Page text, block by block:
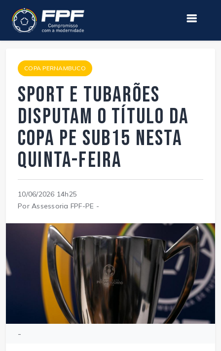
COPA PERNAMBUCO
Sport e Tubarões
disputam o título da
Copa PE Sub15 nesta
quinta-feira
10/06/2026 14h25
Por Assessoria FPF-PE -
-